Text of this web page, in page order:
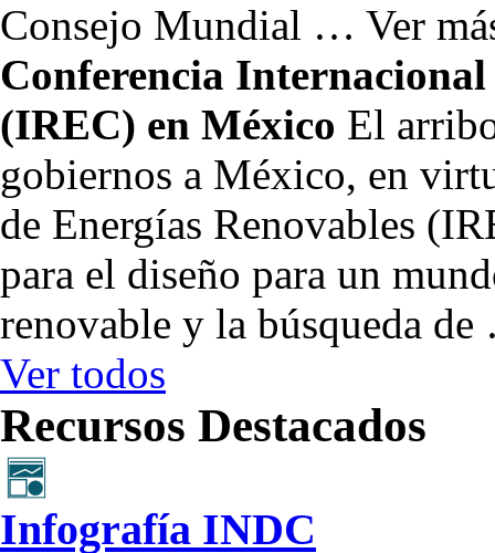
Consejo Mundial … Ver
Conferencia Internacional
(IREC) en México El
gobiernos a México, en
de Energías Renovables
para el diseño para un
renovable y la búsqueda
Ver todos
Recursos Destacados
Infografía INDC